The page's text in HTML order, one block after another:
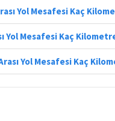
Yol Mesafesi Kaç
Yol Mesafesi Kaç
Yol Mesafesi Kaç